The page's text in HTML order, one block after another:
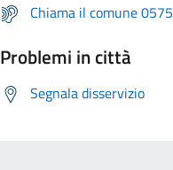
Chiama il comune
Problemi in città
Segnala disservizio